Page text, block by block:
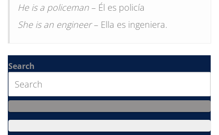
He is a policeman – Él es policía
She is an engineer– Ella es ingeniera.
Search